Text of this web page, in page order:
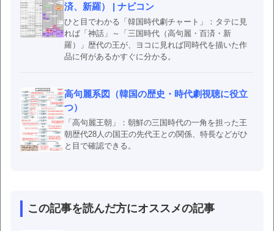
済、新羅） | ナビコン
ひと目でわかる「韓国時代劇チャート」：タテに見
れば「神話」～「三国時代（高句麗・百済・新
羅）」歴代の王が、ヨコに見れば同時代を描いた作
品に何があるかすぐに分かる。
高句麗系図（韓国の歴史・時代劇視聴に役立
つ）
「高句麗王朝」：朝鮮の三国時代の一角を担った王
朝歴代28人の国王の先代王との関係、特長などがひ
と目で確認できる。
この記事を読んだ方にオススメの記事